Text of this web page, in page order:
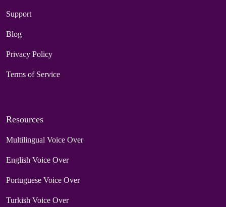
Support
Blog
Privacy Policy
Terms of Service
Resources
Multilingual Voice Over
English Voice Over
Portuguese Voice Over
Turkish Voice Over